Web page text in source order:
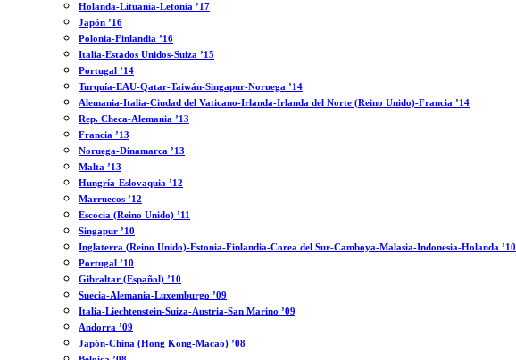
Holanda-Lituania-Letonia ’17
Japón ’16
Polonia-Finlandia ’16
Italia-Estados Unidos-Suiza ’15
Portugal ’14
Turquía-EAU-Qatar-Taiwán-Singapur-Noruega ’14
Alemania-Italia-Ciudad del Vaticano-Irlanda-Irlanda del Norte (Reino Unido)-Francia ’14
Rep. Checa-Alemania ’13
Francia ’13
Noruega-Dinamarca ’13
Malta ’13
Hungría-Eslovaquia ’12
Marruecos ’12
Escocia (Reino Unido) ’11
Singapur ’10
Inglaterra (Reino Unido)-Estonia-Finlandia-Corea del Sur-Camboya-Malasia-Indonesia-Holanda ’10
Portugal ’10
Gibraltar (Español) ’10
Suecia-Alemania-Luxemburgo ’09
Italia-Liechtenstein-Suiza-Austria-San Marino ’09
Andorra ’09
Japón-China (Hong Kong-Macao) ’08